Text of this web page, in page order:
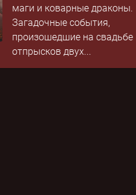
маги и коварные драконы.
Загадочные события,
произошедшие на свадьбе
отпрысков двух...